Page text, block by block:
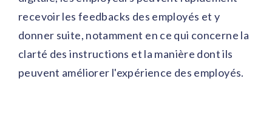
recevoir les feedbacks des employés et y
donner suite, notamment en ce qui concerne la
clarté des instructions et la manière dont ils
peuvent améliorer l'expérience des employés.